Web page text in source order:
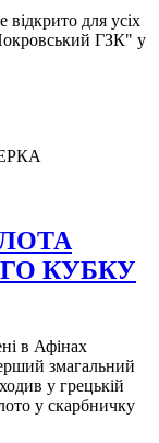
відкрито для усіх
ГЗК" у
КУБКУ
в Афінах
змагальний
у грецькій
у скарбничку